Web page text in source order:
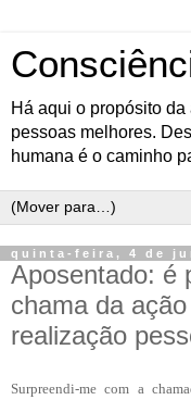
Há aqui o propósito
pessoas melhores.
humana é o caminho
quinta-feira, 4 de
Aposentado: é
chama da
realização
Surpreendi-me com a